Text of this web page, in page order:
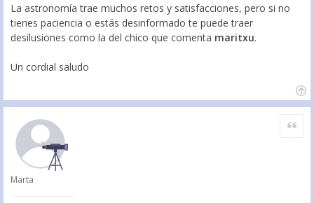
La astronomía trae muchos retos y satisfacciones, pero si no
tienes paciencia o estás desinformado te puede traer
desilusiones como la del chico que comenta maritxu.
Un cordial saludo
Marta
Citar